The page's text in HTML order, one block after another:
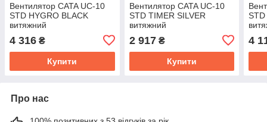
Вентилятор CATA UC-10
STD HYGRO BLACK
витяжний
4 316 ₴
Купити
Вентилятор CATA UC-10
STD TIMER SILVER
витяжний
2 917₴
Купити
STD
4
Про нас